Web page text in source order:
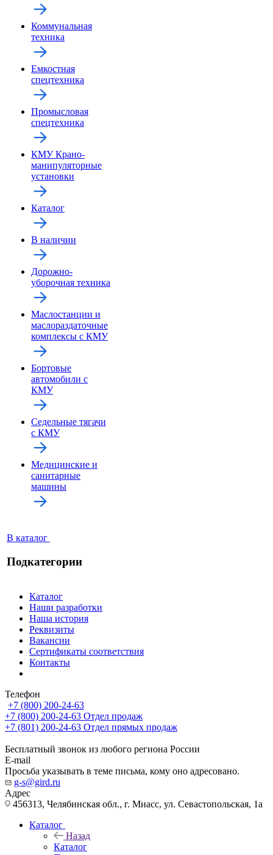
Коммунальная
техника
Емкостная
спецтехника
Промысловая
спецтехника
КМУ Крано-
манипуляторные
установки
Каталог
В наличии
Дорожно-
уборочная техника
Маслостанции и
маслораздаточные
комплексы с КМУ
Бортовые
автомобили с
КМУ
Седельные тягачи
с КМУ
Медицинские и
санитарные
машины
В каталог
Подкатегории
Каталог
Наши разработки
Наша история
Реквизиты
Вакансии
Сертификаты соответствия
Контакты
Телефон
+7 (800) 200-24-63
+7 (800) 200-24-63 Отдел продаж
+7 (801) 200-24-63 Отдел прямых продаж
Бесплатный звонок из любого региона России
E-mail
Просьба указывать в теме письма, кому оно адресовано.
g-s@gird.ru
Адрес
456313, Челябинская обл., г. Миасс, ул. Севастопольская, 1а
Каталог
Назад
Каталог